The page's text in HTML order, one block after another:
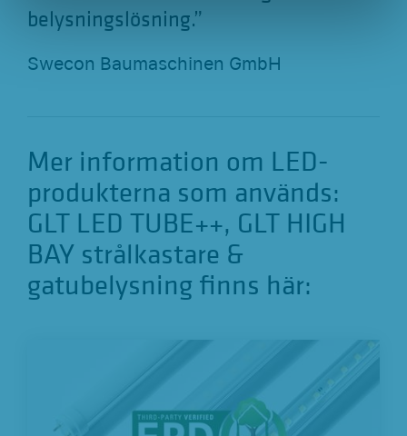
belysningslösning.”
Swecon Baumaschinen GmbH
Mer information om LED-
produkterna som används:
GLT LED TUBE++, GLT HIGH
BAY strålkastare &
gatubelysning finns här: